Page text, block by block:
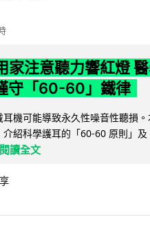
家注意聽力響紅燈
守「60-60」鐵律
機可能導致永久性噪音性聽損
介紹科學護耳的「60-60 原則」
閱讀全文